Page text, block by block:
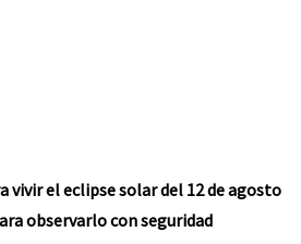
vivir el eclipse solar del 12 de agosto
observarlo con seguridad